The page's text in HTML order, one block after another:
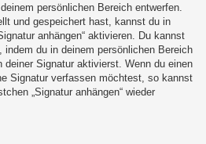
persönlichen Bereich entwerfen.
und gespeichert hast, kannst du in
anhängen“ aktivieren. Du kannst
indem du in deinem persönlichen Bereich
deiner Signatur aktivierst. Wenn du einen
Signatur verfassen möchtest, so kannst
„Signatur anhängen“ wieder